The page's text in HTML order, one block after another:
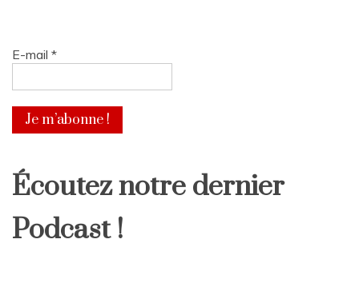
E-mail *
Écoutez notre dernier
Podcast !